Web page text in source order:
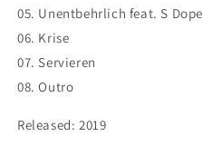
05. Unentbehrlich feat. S Dope
06. Krise
07. Servieren
08. Outro
Released: 2019